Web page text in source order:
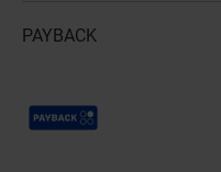
PAYBACK
Payback Punkte